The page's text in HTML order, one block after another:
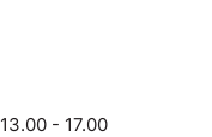
13.00 - 17.00